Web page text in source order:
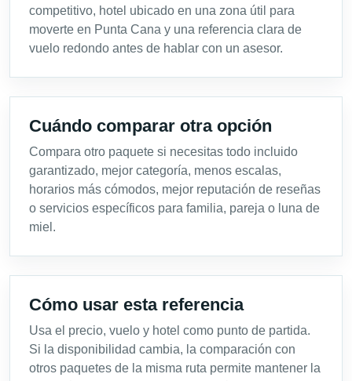
competitivo, hotel ubicado en una zona útil para
moverte en Punta Cana y una referencia clara de
vuelo redondo antes de hablar con un asesor.
Cuándo comparar otra opción
Compara otro paquete si necesitas todo incluido
garantizado, mejor categoría, menos escalas,
horarios más cómodos, mejor reputación de reseñas
o servicios específicos para familia, pareja o luna de
miel.
Cómo usar esta referencia
Usa el precio, vuelo y hotel como punto de partida.
Si la disponibilidad cambia, la comparación con
otros paquetes de la misma ruta permite mantener la